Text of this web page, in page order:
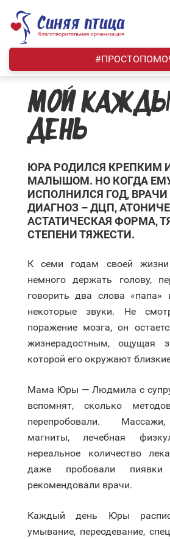
content
МОЙ
ДЕНЬ
ЮРА РОДИЛСЯ КРЕПКИМ
МАЛЫШОМ. НО КОГДА
ИСПОЛНИЛСЯ ГОД,
ДИАГНОЗ – ДЦП,
АСТАТИЧЕСКАЯ ФОРМА,
СТЕПЕНИ ТЯЖЕСТИ.
К семи годам своей
немного держать голову,
говорить два слова
некоторые звуки. Не
поражение мозга, он
жизнерадостным, ощущая
которой его окружают
Мама Юры — Людмила с
вспомнят, сколько
перепробовали.
магниты, лечебная
нереальное количество
даже пробовали
рекомендовали врачи.
Каждый день Юры
умывание, переодевание,